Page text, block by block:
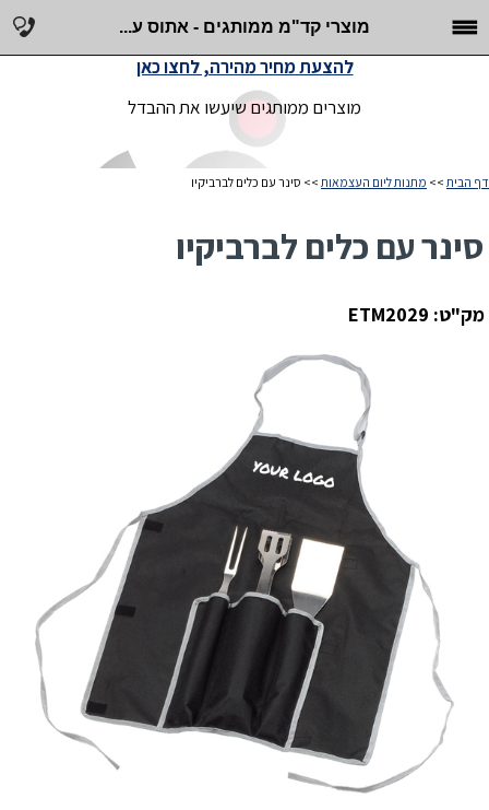
מוצרי קד"מ ממותגים - אתוס ע...
מוצרים ממותגים שיעשו את ההבדל
להצעת מחיר מהירה, לחצו כאן
דף הבית >> מתנות ליום העצמאות >> סינר עם כלים לברביקיו
סינר עם כלים לברביקיו
מק"ט: ETM2029